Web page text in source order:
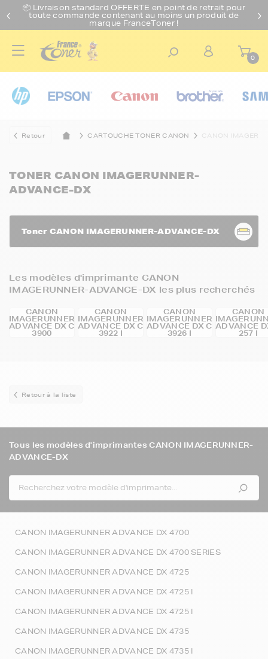
📦 Livraison standard OFFERTE en point de retrait pour
toute commande contenant au moins un produit de
marque FranceToner !
0
Retour CARTOUCHE TONER CANON CANON
TONER CANON IMAGERUNNER-
ADVANCE-DX
Toner CANON IMAGERUNNER-ADVANCE-DX
Les modèles d'imprimante CANON
IMAGERUNNER-ADVANCE-DX les plus recherchés
CANON
IMAGERUNNER
ADVANCE DX C
3900
CANON
IMAGERUNNER
ADVANCE DX C
3922 I
CANON
IMAGERUNNER
ADVANCE DX C
3926 I
CANON
ADVANCE
257 I
Retour à la liste
Tous les modèles d'imprimantes CANON IMAGERUNNER-
ADVANCE-DX
CANON IMAGERUNNER ADVANCE DX 4700
CANON IMAGERUNNER ADVANCE DX 4700 SERIES
CANON IMAGERUNNER ADVANCE DX 4725
CANON IMAGERUNNER ADVANCE DX 4725 I
CANON IMAGERUNNER ADVANCE DX 4725 I
CANON IMAGERUNNER ADVANCE DX 4735
CANON IMAGERUNNER ADVANCE DX 4735 I